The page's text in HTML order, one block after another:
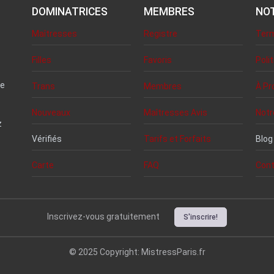
DOMINATRICES
Maîtresses
Filles
Trans
Nouveaux
Vérifiés
Carte
MEMBRES
Registre
Favoris
Membres
Maîtresses Avis
Tarifs et Forfaits
FAQ
À
Blog
Inscrivez-vous gratuitement S'inscrire!
© 2025 Copyright: MistressParis.fr